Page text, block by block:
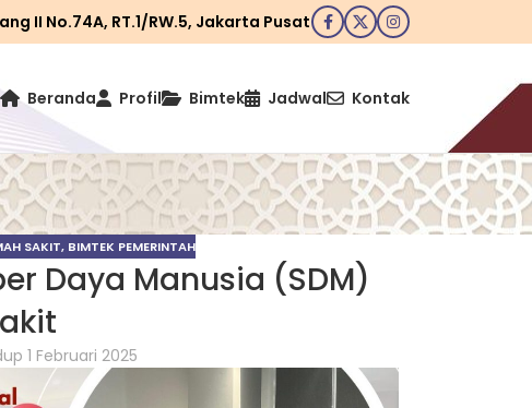
II No.74A, RT.1/RW.5, Jakarta Pusat
Beranda Profil Bimtek Jadwal Kontak
SAKIT, BIMTEK PEMERINTAH
Daya Manusia (SDM)
1 Februari 2025